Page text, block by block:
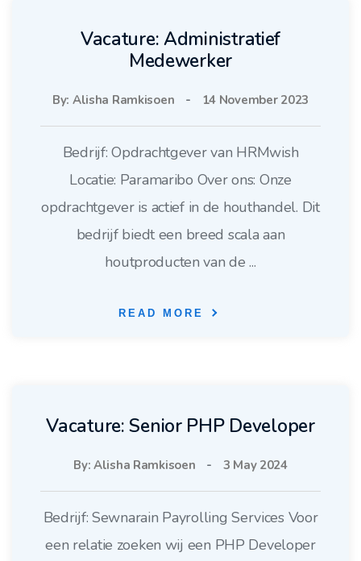
Vacature: Administratief
Medewerker
By: Alisha Ramkisoen - 14 November 2023
Bedrijf: Opdrachtgever van HRMwish
Locatie: Paramaribo Over ons: Onze
opdrachtgever is actief in de houthandel. Dit
bedrijf biedt een breed scala aan
houtproducten van de ...
READ MORE
Vacature: Senior PHP Developer
By: Alisha Ramkisoen - 3 May 2024
Bedrijf: Sewnarain Payrolling Services Voor
een relatie zoeken wij een PHP Developer